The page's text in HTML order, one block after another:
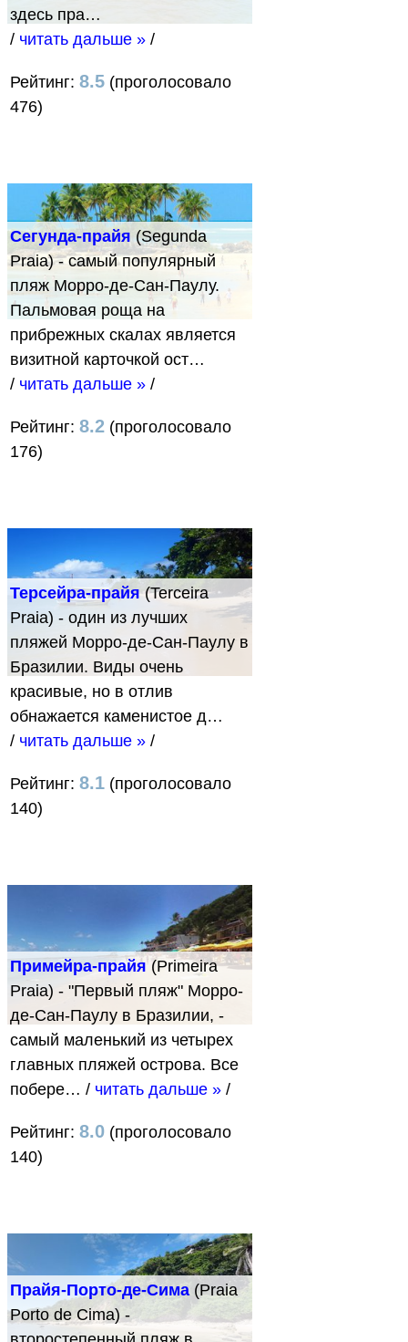
здесь пра…
/ читать дальше » /
Рейтинг: 8.5 (проголосовало
476)
Сегунда-прайя(Segunda
Praia) - самый популярный
пляж Морро-де-Сан-Паулу.
Пальмовая роща на
прибрежных скалах является
визитной карточкой ост…
/ читать дальше » /
Рейтинг: 8.2 (проголосовало
176)
Терсейра-прайя(Terceira
Praia) - один из лучших
пляжей Морро-де-Сан-Паулу в
Бразилии. Виды очень
красивые, но в отлив
обнажается каменистое д…
/ читать дальше » /
Рейтинг: 8.1 (проголосовало
140)
Примейра-прайя(Primeira
Praia) - "Первый пляж" Морро-
де-Сан-Паулу в Бразилии, -
самый маленький из четырех
главных пляжей острова. Все
побере… / читать дальше » /
Рейтинг: 8.0 (проголосовало
140)
Прайя-Порто-де-Сима (Praia
Porto de Cima) -